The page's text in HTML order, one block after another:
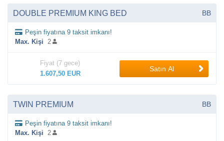
DOUBLE PREMIUM KING BED BB
Peşin fiyatına 9 taksit imkanı!
Max. Kişi 2
Fiyat (7 gece)
1.607,50 EUR
Satın Al
TWIN PREMIUM BB
Peşin fiyatına 9 taksit imkanı!
Max. Kişi 2